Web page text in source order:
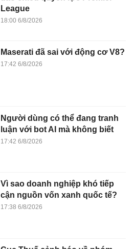
League
18:00 6/8/2026
Maserati đã sai với động cơ V8?
17:42 6/8/2026
Người dùng có thể đang tranh
luận với bot AI mà không biết
17:42 6/8/2026
Vì sao doanh nghiệp khó tiếp
cận nguồn vốn xanh quốc tế?
17:38 6/8/2026